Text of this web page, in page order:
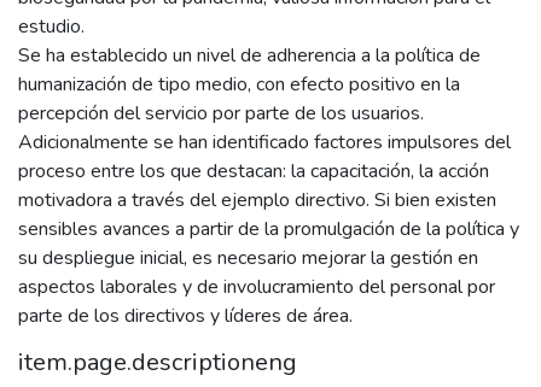
estudio.
Se ha establecido un nivel de adherencia a la política de
humanización de tipo medio, con efecto positivo en la
percepción del servicio por parte de los usuarios.
Adicionalmente se han identificado factores impulsores del
proceso entre los que destacan: la capacitación, la acción
motivadora a través del ejemplo directivo. Si bien existen
sensibles avances a partir de la promulgación de la política y
su despliegue inicial, es necesario mejorar la gestión en
aspectos laborales y de involucramiento del personal por
parte de los directivos y líderes de área.
item.page.descriptioneng